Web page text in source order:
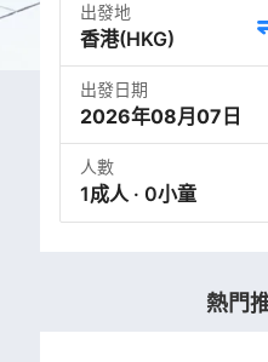
出發地
出發日期
2026年08月07日
人數
1成人 · 0小童
熱門